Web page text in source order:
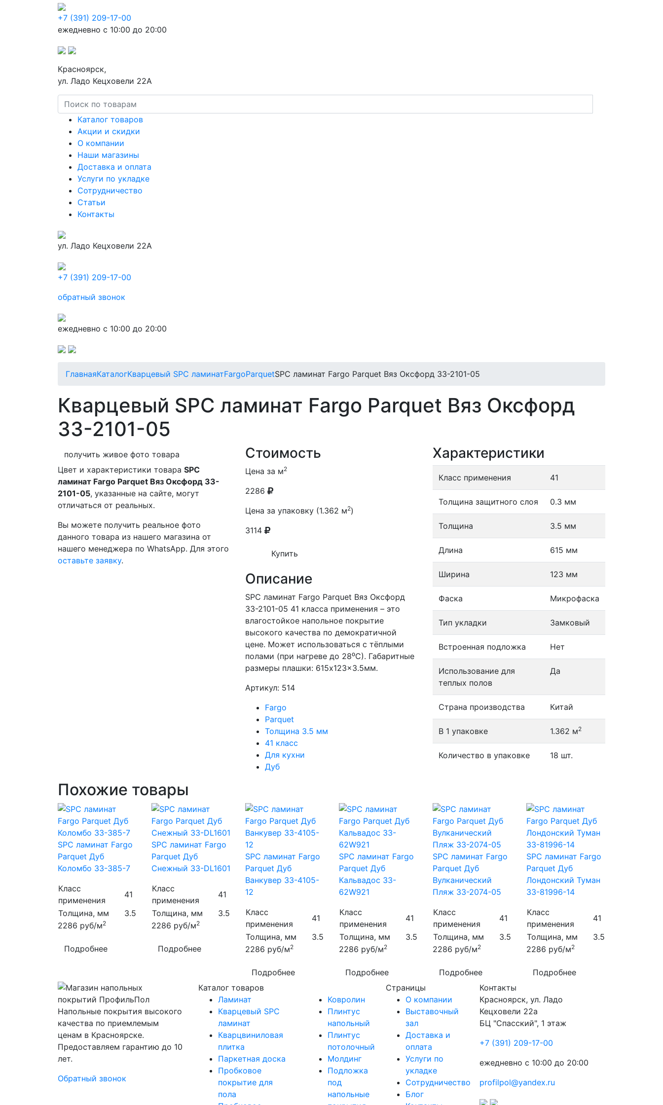
+7 (391) 209-17-00
ежедневно с 10:00 до 20:00
Красноярск,
ул. Ладо Кецховели 22А
Каталог товаров
Акции и скидки
О компании
Наши магазины
Доставка и оплата
Услуги по укладке
Сотрудничество
Статьи
Контакты
ул. Ладо Кецховели 22А
+7 (391) 209-17-00
обратный звонок
ежедневно с 10:00 до 20:00
ГлавнаяКаталогКварцевый SPC ламинатFargoParquetSPC ламинат Fargo Parquet Вяз Оксфорд 33-2101-05
Кварцевый SPC ламинат Fargo Parquet Вяз Оксфорд
33-2101-05
получить живое фото товара
Цвет и характеристики товара SPC
ламинат Fargo Parquet Вяз Оксфорд 33-
2101-05, указанные на сайте, могут
отличаться от реальных.
Вы можете получить реальное фото
данного товара из нашего магазина от
нашего менеджера по WhatsApp. Для этого
оставьте заявку.
Стоимость
Цена за м2
2286
Цена за упаковку (1.362 м2)
3114
Купить
Описание
SPC ламинат Fargo Parquet Вяз Оксфорд
33-2101-05 41 класса применения – это
влагостойкое напольное покрытие
высокого качества по демократичной
цене. Может использоваться с тёплыми
полами (при нагреве до 28⁰С). Габаритные
размеры плашки: 615x123x3.5мм.
Артикул: 514
Fargo
Parquet
Толщина 3.5 мм
41 класс
Для кухни
Дуб
Характеристики
Класс применения 41
Толщина защитного слоя 0.3 мм
Толщина 3.5 мм
Длина 615 мм
Ширина 123 мм
Фаска Микрофаска
Тип укладки Замковый
Встроенная подложка Нет
Использование для
теплых полов
Да
Страна производства Китай
В 1 упаковке 1.362 м2
Количество в упаковке 18 шт.
Похожие товары
SPC ламинат Fargo
Parquet Дуб
Коломбо 33-385-7
Класс
применения
41
Толщина, мм
3.5
2286 руб/м2
Подробнее
SPC ламинат Fargo
Parquet Дуб
Снежный 33-DL1601
Класс
применения
41
Толщина, мм
3.5
2286 руб/м2
Подробнее
SPC ламинат Fargo
Parquet Дуб
Ванкувер 33-4105-
12
Класс
применения
41
Толщина, мм
3.5
2286 руб/м2
Подробнее
SPC ламинат Fargo
Parquet Дуб
Кальвадос 33-
62W921
Класс
применения
41
Толщина, мм
3.5
2286 руб/м2
Подробнее
SPC ламинат Fargo
Parquet Дуб
Вулканический
Пляж 33-2074-05
Класс
применения
41
Толщина, мм
3.5
2286 руб/м2
Подробнее
SPC ламинат Fargo
Parquet Дуб
Лондонский Туман
33-81996-14
Класс
применения
41
Толщина, мм
3.5
2286 руб/м2
Подробнее
Напольные покрытия высокого
качества по приемлемым
ценам в Красноярске.
Предоставляем гарантию до 10
лет.
Обратный звонок
Каталог товаров
Ламинат
Кварцевый SPC
ламинат
Кварцвиниловая
плитка
Паркетная доска
Пробковое
покрытие для
пола
Ковролин
Плинтус
напольный
Плинтус
потолочный
Молдинг
Подложка
под
напольные
Страницы
О компании
Выставочный
зал
Доставка и
оплата
Услуги по
укладке
Сотрудничество
Блог
Контакты
Красноярск, ул. Ладо
Кецховели 22а
БЦ "Спасский", 1 этаж
+7 (391) 209-17-00
ежедневно с 10:00 до 20:00
profilpol@yandex.ru